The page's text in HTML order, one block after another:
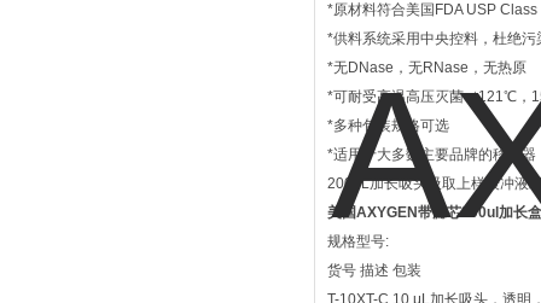
*原材料符合美国FDA USP Class
*供料系统采用中央控料，杜绝污
*无DNase，无RNase，无热原
*可耐受高温高压灭菌（121℃，
*多种包装规格可选
*适用于大多数主要品牌的移液器
200μL加长吸头吸取上样缓冲液
美国AXYGEN带滤芯200ul加长
规格型号:
货号 描述 包装
T-10XT-C 10 μL加长吸头，透